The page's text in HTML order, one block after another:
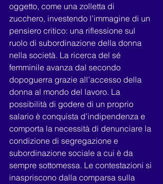
oggetto, come una zolletta di
zucchero, investendo l’immagine di un
pensiero critico: una riflessione sul
ruolo di subordinazione della donna
nella società. La ricerca del sé
femminile avanza dal secondo
dopoguerra grazie all’accesso della
donna al mondo del lavoro. La
possibilità di godere di un proprio
salario è conquista d’indipendenza e
comporta la necessità di denunciare la
condizione di segregazione e
subordinazione sociale a cui è da
sempre sottomessa. Le contestazioni si
inaspriscono dalla comparsa sulla